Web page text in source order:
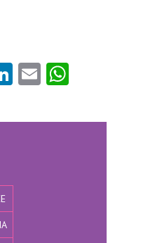
Li
nk
ed
E
m
ail ts